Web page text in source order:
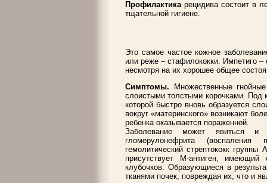
Профилактика рецидива состоит в
тщательной гигиене.
Это самое частое кожное
или реже – стафилококки. Импетиго –
несмотря на их хорошее общее
Симптомы.
Множественные
слоистыми толстыми корочками. Под
которой быстро вновь образуется
вокруг «материнского» возникают
ребенка оказывается пораженной.
Заболевание может явиться и
гломерулонефрита
гемолитический стрептококк
присутствует М-антиген,
клубочков. Образующиеся в
тканями почек, повреждая их, что и